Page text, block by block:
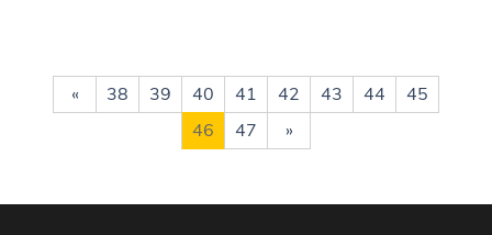
« 38 39 40 41 42 43 44
45
46
47 »